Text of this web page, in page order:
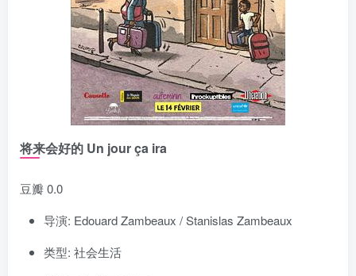
将来会好的 Un jour ça ira
豆瓣 0.0
导演: Edouard Zambeaux / Stanislas Zambeaux
类型: 社会生活